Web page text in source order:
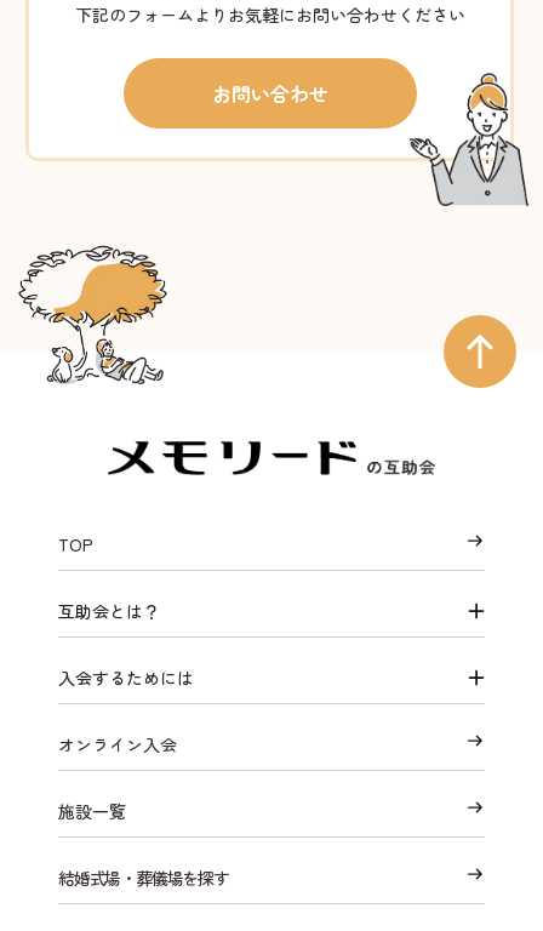
下記のフォームよりお気軽にお問い合わせください
お問い合わせ
TOP
互助会とは？
入会するためには
オンライン入会
施設一覧
結婚式場・葬儀場を探す